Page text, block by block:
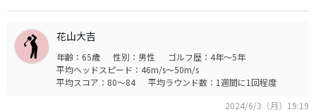
硬く感じる今日このごろ、かなり助けてくれるシロモノだ
と思ってます。
勧めてくれたのは工房のクラフトマンさん。
軽いシャフトはトップしそうで怖かったのですが、これはそんな
不安感は全く感じたことがないです。
よく飛びます。振ったら振っただけ戻ってくる。
上手に表現できないのですが、すごいシャフトが出たものだと思
花山大吉
年齢：65歳 性別：男性
ゴルフ歴：4年～5年
平均ヘッドスピード：46m/s～50m/s
平均スコア：80～84
平均ラウンド数：1週間に1回程度
2024/6/3（月）19:19